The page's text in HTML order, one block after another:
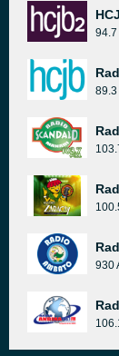
94.7
89.3
930